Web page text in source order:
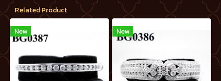
Related Product
New New